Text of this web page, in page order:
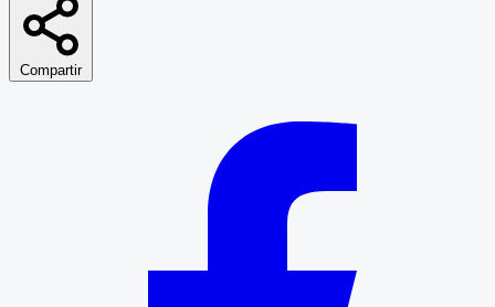
Compartir